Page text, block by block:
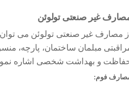
غیر صنعتی تولوئن
از مصارف غیر صنعتی تولوئن می
مبلمان ساختمان، پارچه،
و بهداشت شخصی اشاره
فوم: